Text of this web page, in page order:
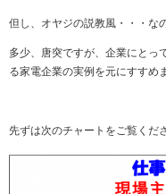
但し、オヤジの説教風・・・な
多少、唐突ですが、企業にとっ
る家電企業の実例を元にすすめ
先ずは次のチャートをご覧くだ